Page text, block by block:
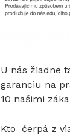
U nás žiadne
garanciu na
10 našimi
Kto čerpá z